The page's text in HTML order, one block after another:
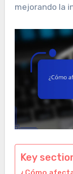
mejorando la
Key